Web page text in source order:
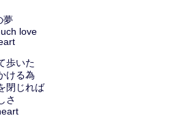
夢
love
歩いた
ける為
閉じれば
さ